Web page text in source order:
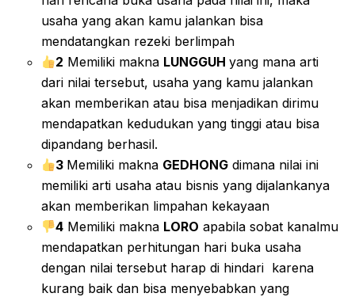
usaha yang akan kamu jalankan bisa
mendatangkan rezeki berlimpah
2 Memiliki makna LUNGGUHyang mana arti
dari nilai tersebut, usaha yang kamu jalankan
akan memberikan atau bisa menjadikan dirimu
mendapatkan kedudukan yang tinggi atau bisa
dipandang berhasil.
3 Memiliki makna GEDHONG dimana nilai ini
memiliki arti usaha atau bisnis yang dijalankanya
akan memberikan limpahan kekayaan
4 Memiliki makna LORO apabila sobat kanalmu
mendapatkan perhitungan hari buka usaha
dengan nilai tersebut harap di hindari karena
kurang baik dan bisa menyebabkan yang